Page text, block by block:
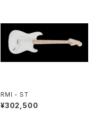
RMI - ST
¥302,500